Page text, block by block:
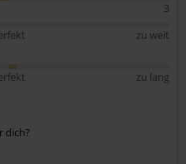
3
zu weit
zu lang
dich?